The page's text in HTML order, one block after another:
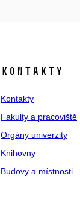
Kontakty
Kontakty
Fakulty a pracoviště
Orgány univerzity
Knihovny
Budovy a místnosti